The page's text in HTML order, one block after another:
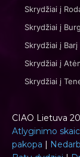
Skrydžiai į
Skrydžiai į
Skrydžiai į Barį
Skrydžiai į
Skrydžiai į
CIAO Lietuva
Atlyginimo
pakopa |